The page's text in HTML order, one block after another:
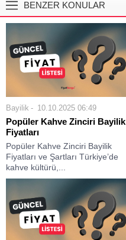
BENZER KONULAR
Bayilik 10.10.2025 06:49
Popüler Kahve Zinciri Bayilik
Fiyatları
Popüler Kahve Zinciri Bayilik
Fiyatları ve Şartları Türkiye’de
kahve kültürü,...